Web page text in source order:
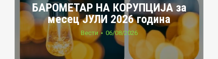
БАРОМЕТАР НА КОРУПЦИЈА за
месец ЈУЛИ 2026 година
Вести 06/08/2026